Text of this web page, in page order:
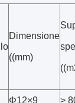
Dimensione
((mm)
Φ12×9 >